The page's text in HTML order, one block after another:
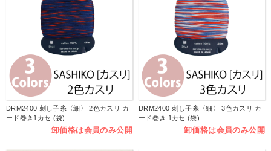
DRM2400 刺し子糸〈細〉 2色カスリ カ
ード巻き1カセ (袋)
卸価格は会員のみ公開
DRM2400 刺し子糸〈細〉 3色カスリ カ
ード巻き 1カセ (袋)
卸価格は会員のみ公開